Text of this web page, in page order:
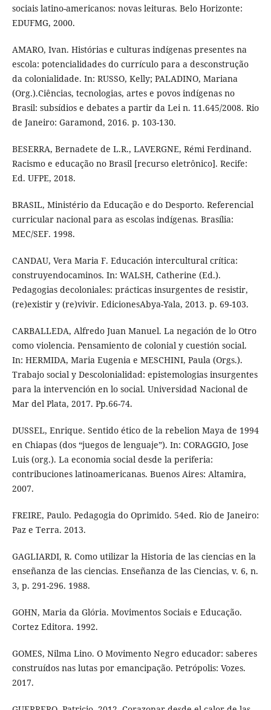
sociais latino-americanos: novas leituras. Belo Horizonte:
EDUFMG, 2000.
AMARO, Ivan. Histórias e culturas indígenas presentes na
escola: potencialidades do currículo para a desconstrução
da colonialidade. In: RUSSO, Kelly; PALADINO, Mariana
(Org.).Ciências, tecnologias, artes e povos indígenas no
Brasil: subsídios e debates a partir da Lei n. 11.645/2008. Rio
de Janeiro: Garamond, 2016. p. 103-130.
BESERRA, Bernadete de L.R., LAVERGNE, Rémi Ferdinand.
Racismo e educação no Brasil [recurso eletrônico]. Recife:
Ed. UFPE, 2018.
BRASIL, Ministério da Educação e do Desporto. Referencial
curricular nacional para as escolas indígenas. Brasília:
MEC/SEF. 1998.
CANDAU, Vera Maria F. Educación intercultural crítica:
construyendocaminos. In: WALSH, Catherine (Ed.).
Pedagogias decoloniales: prácticas insurgentes de resistir,
(re)existir y (re)vivir. EdicionesAbya-Yala, 2013. p. 69-103.
CARBALLEDA, Alfredo Juan Manuel. La negación de lo Otro
como violencia. Pensamiento de colonial y cuestión social.
In: HERMIDA, Maria Eugenia e MESCHINI, Paula (Orgs.).
Trabajo social y Descolonialidad: epistemologias insurgentes
para la intervención en lo social. Universidad Nacional de
Mar del Plata, 2017. Pp.66-74.
DUSSEL, Enrique. Sentido ético de la rebelion Maya de 1994
en Chiapas (dos “juegos de lenguaje”). In: CORAGGIO, Jose
Luis (org.). La economia social desde la periferia:
contribuciones latinoamericanas. Buenos Aires: Altamira,
2007.
FREIRE, Paulo. Pedagogia do Oprimido. 54ed. Rio de Janeiro:
Paz e Terra. 2013.
GAGLIARDI, R. Como utilizar la Historia de las ciencias en la
enseñanza de las ciencias. Enseñanza de las Ciencias, v. 6, n.
3, p. 291-296. 1988.
GOHN, Maria da Glória. Movimentos Sociais e Educação.
Cortez Editora. 1992.
GOMES, Nilma Lino. O Movimento Negro educador: saberes
construídos nas lutas por emancipação. Petrópolis: Vozes.
2017.